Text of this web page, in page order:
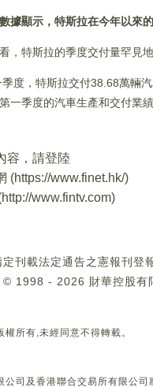
據顯示 ，特斯拉在今年以來
，特斯拉的季度交付量罕見
度，特斯拉交付38.68萬輛
一季度的汽車生產和交付業
容，請登陸
(https://www.finet.hk/)
http://www.fintv.com)
刊載法定通告之憲報刊登
1998 - 2026 財華控股有
權所有,未經同意不得轉載。
公司及香港聯合交易所有限公